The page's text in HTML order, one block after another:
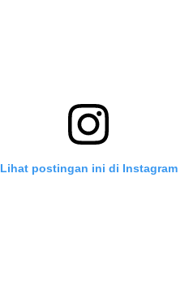
Lihat postingan ini di Instagram